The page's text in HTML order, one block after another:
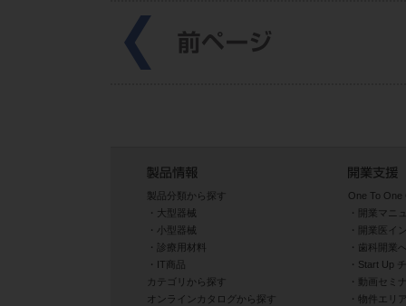
製品分類から探す
大型器械
小型器械
診療用材料
IT商品
カテゴリから探す
オンラインカタログから探す
One To One
開業マニ
開業医イ
歯科開業
Start Up
動画セミ
物件エリ